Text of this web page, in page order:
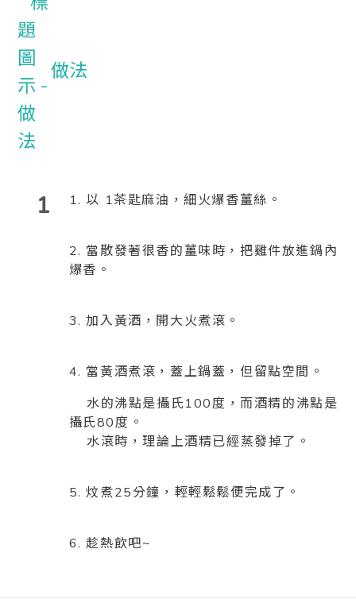
做法
1 1. 以 1茶匙麻油，細火爆香薑絲。
2. 當散發著很香的薑味時，把雞件放進鍋內
爆香。
3. 加入黃酒，開大火煮滾。
4. 當黃酒煮滾，蓋上鍋蓋，但留點空間。
水的沸點是攝氏100度，而酒精的沸點是
攝氏80度。
水滾時，理論上酒精已經蒸發掉了。
5. 炆煮25分鐘，輕輕鬆鬆便完成了。
6. 趁熱飲吧~